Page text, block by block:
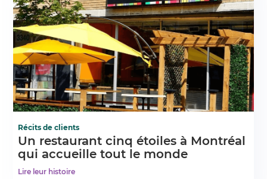
Récits de clients
Un restaurant cinq étoiles à Montréal
qui accueille tout le monde
Lire leur histoire